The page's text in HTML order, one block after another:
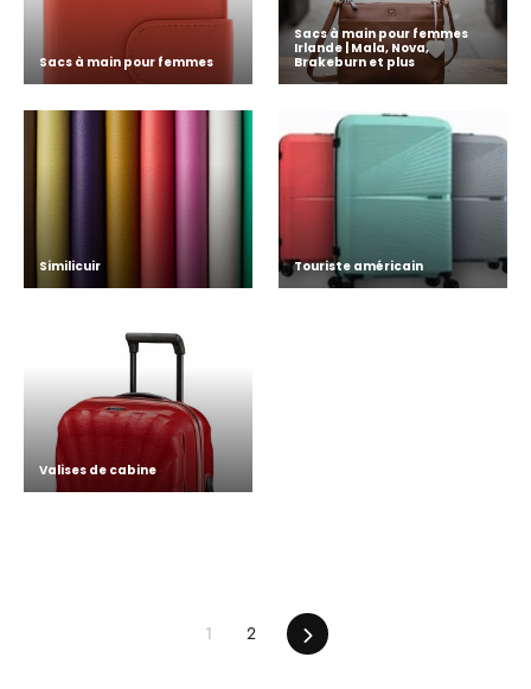
Sacs à main pour femmes
Sacs à main pour femmes
Irlande | Mala, Nova,
Brakeburn et plus
Similicuir Touriste américain
Valises de cabine
1 2 Suivant